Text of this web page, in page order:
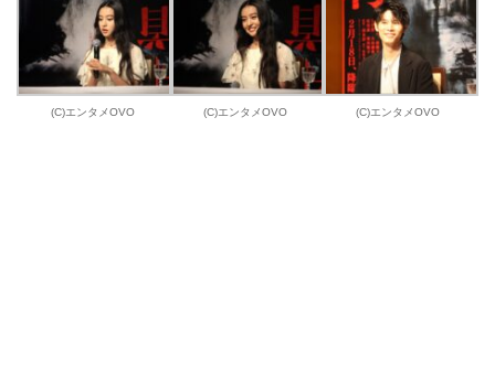
(C)エンタメOVO (C)エンタメOVO (C)エンタメOVO